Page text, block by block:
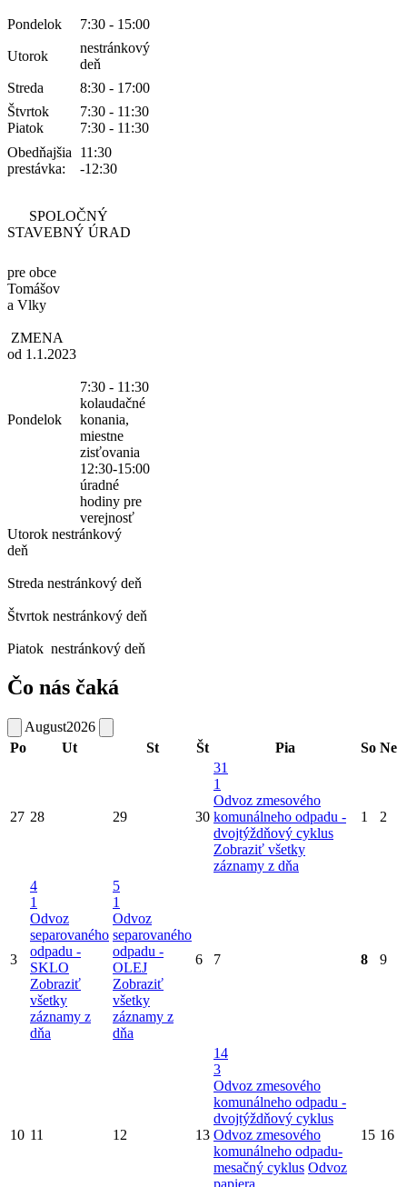
Pondelok 7:30 - 15:00
Utorok
nestránkový
deň
Streda
8:30 - 17:00
Štvrtok
7:30 - 11:30
Piatok
7:30 - 11:30
Obedňajšia
prestávka:
11:30
-12:30
SPOLOČNÝ
STAVEBNÝ ÚRAD
pre obce
Tomášov
a Vlky
ZMENA
od 1.1.2023
Pondelok
7:30 - 11:30
kolaudačné
konania,
miestne
zisťovania
12:30-15:00
úradné
hodiny pre
verejnosť
Utorok nestránkový
deň
Streda nestránkový deň
Štvrtok nestránkový deň
Piatok nestránkový deň
Čo nás čaká
August2026
Po
Ut St Št Pia So Ne
27 28 29 30
31
1
Odvoz zmesového
komunálneho odpadu -
dvojtýždňový cyklus
Zobraziť všetky
záznamy z dňa
1 2
3
4
1
Odvoz
separovaného
odpadu -
SKLO
Zobraziť
všetky
záznamy z
dňa
5
1
Odvoz
separovaného
odpadu -
OLEJ
Zobraziť
všetky
záznamy z
dňa
6 7 8 9
10 11 12 13
14
3
Odvoz zmesového
komunálneho odpadu -
dvojtýždňový cyklus
Odvoz zmesového
komunálneho odpadu-
mesačný cyklus Odvoz
papiera
15 16